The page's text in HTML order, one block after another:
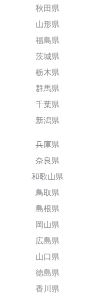
秋田県
山形県
福島県
茨城県
栃木県
群馬県
千葉県
新潟県
兵庫県
奈良県
和歌山県
鳥取県
島根県
岡山県
広島県
山口県
徳島県
香川県